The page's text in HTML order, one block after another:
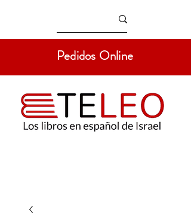
Pedidos Online